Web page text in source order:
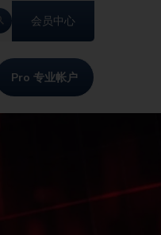
会员中心
Pro 专业帐户